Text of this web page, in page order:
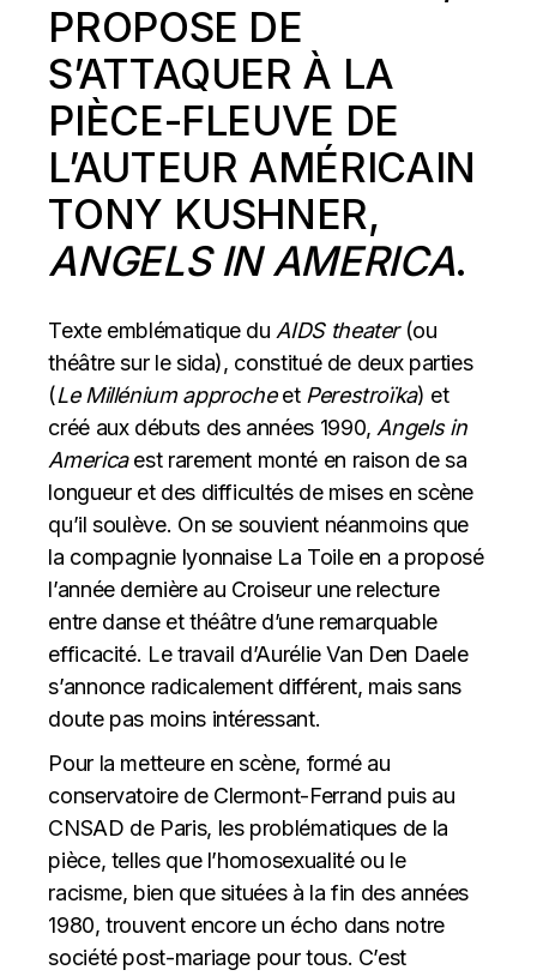
PROPOSE DE
S’ATTAQUER À LA
PIÈCE-FLEUVE DE
L’AUTEUR AMÉRICAIN
TONY KUSHNER,
ANGELS IN AMERICA.
Texte emblématique du AIDS theater(ou
théâtre sur le sida), constitué de deux parties
(Le Millénium approcheet Perestroïka) et
créé aux débuts des années 1990, Angels in
Americaest rarement monté en raison de sa
longueur et des difficultés de mises en scène
qu’il soulève. On se souvient néanmoins que
la compagnie lyonnaise La Toile en a proposé
l’année dernière au Croiseur une relecture
entre danse et théâtre d’une remarquable
efficacité. Le travail d’Aurélie Van Den Daele
s’annonce radicalement différent, mais sans
doute pas moins intéressant.
Pour la metteure en scène, formé au
conservatoire de Clermont-Ferrand puis au
CNSAD de Paris, les problématiques de la
pièce, telles que l’homosexualité ou le
racisme, bien que situées à la fin des années
1980, trouvent encore un écho dans notre
société post-mariage pour tous. C’est